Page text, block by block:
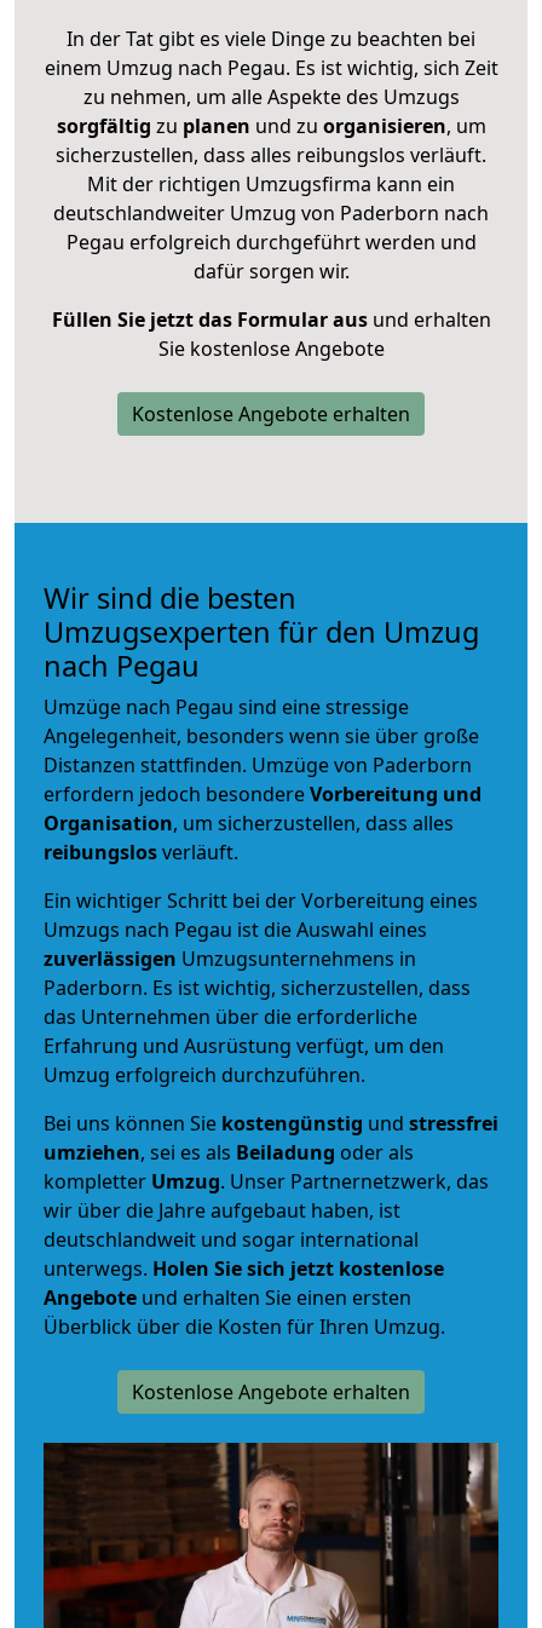
In der Tat gibt es viele Dinge zu beachten bei
einem Umzug nach Pegau. Es ist wichtig, sich Zeit
zu nehmen, um alle Aspekte des Umzugs
sorgfältig zu planen und zu organisieren, um
sicherzustellen, dass alles reibungslos verläuft.
Mit der richtigen Umzugsfirma kann ein
deutschlandweiter Umzug von Paderborn nach
Pegau erfolgreich durchgeführt werden und
dafür sorgen wir.
Füllen Sie jetzt das Formular ausund erhalten
Sie kostenlose Angebote
Kostenlose Angebote erhalten
Wir sind die besten
Umzugsexperten für den Umzug
nach Pegau
Umzüge nach Pegau sind eine stressige
Angelegenheit, besonders wenn sie über große
Distanzen stattfinden. Umzüge von Paderborn
erfordern jedoch besondereVorbereitung und
Organisation, um sicherzustellen, dass alles
reibungslosverläuft.
Ein wichtiger Schritt bei der Vorbereitung eines
Umzugs nach Pegau ist die Auswahl eines
zuverlässigen Umzugsunternehmens in
Paderborn. Es ist wichtig, sicherzustellen, dass
das Unternehmen über die erforderliche
Erfahrung und Ausrüstung verfügt, um den
Umzug erfolgreich durchzuführen.
Bei uns können Sie kostengünstig und stressfrei
umziehen, sei es als Beiladung oder als
kompletter Umzug. Unser Partnernetzwerk, das
wir über die Jahre aufgebaut haben, ist
deutschlandweit und sogar international
unterwegs. Holen Sie sich jetzt kostenlose
Angebote und erhalten Sie einen ersten
Überblick über die Kosten für Ihren Umzug.
Kostenlose Angebote erhalten